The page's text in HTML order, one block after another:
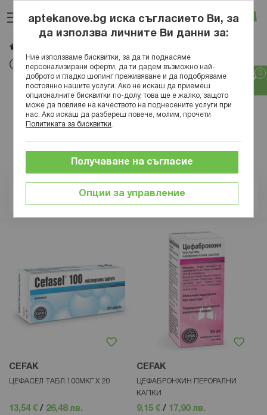
към
съдържанието
Вход
CEFAK
Позиция
CEFAK
ЦЕФАСЕЛ ТАБЛ.100МКГ Х 20
13,54 € / 26,48 лв.
CEFAK
ЦЕФАБРОНХИН ПЕРОРАЛНИ
КАПКИ
9,15 € / 17,90 лв.
aptekanove.bg иска съгласието Ви, за
да използва личните Ви данни за:
Ние използваме бисквитки, за да ти поднасяме
персонализирани оферти, да ти дадем възможно най-
доброто и гладко шопинг преживяване и да подобряваме
постоянно нашите услуги. Ако не искаш да приемеш
опционалните бисквитки по-долу, това ще е жалко, защото
може да повлияе на качеството на поднесените услуги при
нас. Ако искаш да разбереш повече, молим, прочети
Политиката за бисквитки
Опции за управление
Получаване на съгласие